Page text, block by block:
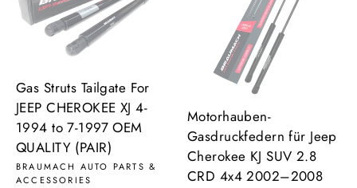
Gas Struts Tailgate For
JEEP CHEROKEE XJ 4-
1994 to 7-1997 OEM
QUALITY (PAIR)
BRAUMACH AUTO PARTS &
ACCESSORIES
Motorhauben-
Gasdruckfedern für Jeep
Cherokee KJ SUV 2.8
CRD 4x4 2002–2008